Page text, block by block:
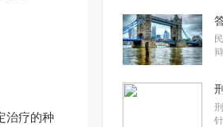
治疗的种